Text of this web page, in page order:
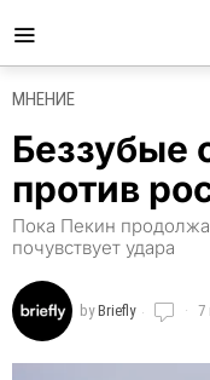
МНЕНИЕ
Беззубые
против
Пока Пекин
почувствует удара
byBriefly 7